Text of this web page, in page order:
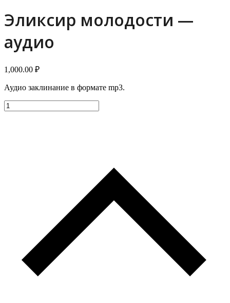
Эликсир молодости —
аудио
1,000.00 ₽
Аудио заклинание в формате mp3.
Количество
товара